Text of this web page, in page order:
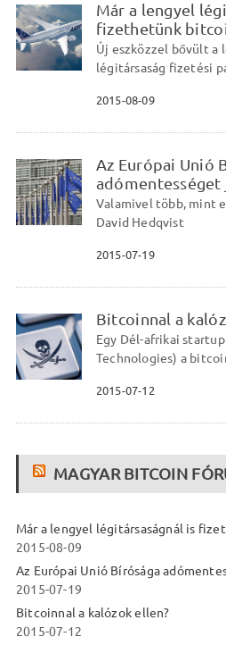
Már a lengyel
fizethetünk
Új eszközzel bővült a
légitársaság fizetési
2015-08-09
Az Európai Unió
adómentességet
Valamivel több, mint
David Hedqvist
2015-07-19
Bitcoinnal a
Egy Dél-afrikai
Technologies) a
2015-07-12
MAGYAR BITCOIN
Már a lengyel légitársaságnál is
2015-08-09
Az Európai Unió Bírósága
2015-07-19
Bitcoinnal a kalózok ellen?
2015-07-12